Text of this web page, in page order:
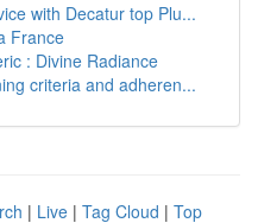
with Decatur top Plu...
France
: Divine Radiance
criteria and adheren...
| Live | Tag Cloud | Top